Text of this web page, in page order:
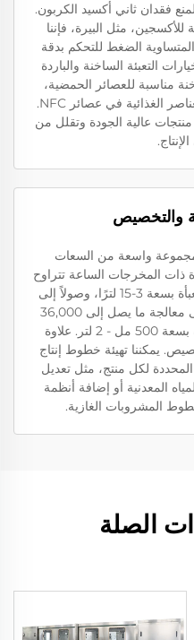
فقدان ثاني أكسيد الكربون.
مثل البيرة، فإننا
المتساوية الضغط للتحكم بدقة
التعبئة الساخنة والباردة
مناسبة للعصائر الحمضية،
بينما تحافظ التعبئة الباردة على العناصر الغذائية في عصائر NFC.
منتجات عالية الجودة وتقلل من
والتخصيص
مجموعة واسعة من السعات
ذات المخرجات الساعة تتراوح
بين 200 و800 زجاجة للمياه المعبأة بسعة 3-15 لترًا، وصولاً إلى
خطوط الإنتاج الكبيرة القادرة على معالجة ما يصل إلى 36,000
زجاجة في الساعة للمياه المعبأة بسعة 500 مل - 2 لتر. علاوة
يمكننا تهيئة خطوط إنتاج
لكل منتج، مثل تعديل
المعدنية أو إضافة أنظمة
المشروبات الغازية.
الصلة